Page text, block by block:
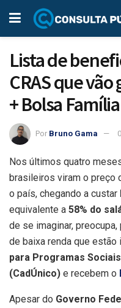
Lista de
CRAS que
+ Bolsa Família
Por Bruno Gama
Nos últimos quatro
brasileiros viram o preço
o país, chegando a custar
equivalente a 58% do
de se imaginar,
de baixa renda que estão
para Programas
(CadÚnico) e recebem o
Apesar do Governo